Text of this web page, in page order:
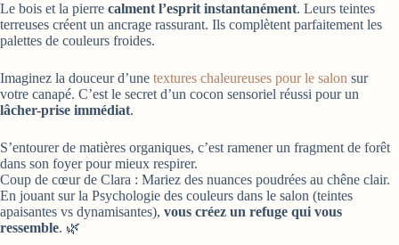
Le bois et la pierre calment l’esprit instantanément. Leurs teintes
terreuses créent un ancrage rassurant. Ils complètent parfaitement les
palettes de couleurs froides.
Imaginez la douceur d’une textures chaleureuses pour le salon sur
votre canapé. C’est le secret d’un cocon sensoriel réussi pour un
lâcher-prise immédiat.
S’entourer de matières organiques, c’est ramener un fragment de forêt
dans son foyer pour mieux respirer.
Coup de cœur de Clara : Mariez des nuances poudrées au chêne clair.
En jouant sur la Psychologie des couleurs dans le salon (teintes
apaisantes vs dynamisantes), vous créez un refuge qui vous
ressemble. 🌿